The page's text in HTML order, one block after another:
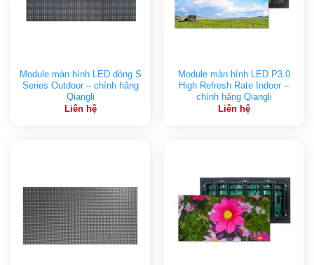
Module màn hình LED dòng S
Series Outdoor – chính hãng
Qiangli
Liên hệ
Module màn hình LED P3.0
High Refresh Rate Indoor –
chính hãng Qiangli
Liên hệ